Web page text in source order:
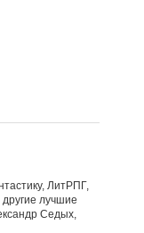
ЛитРПГ,
лучшие
Седых,